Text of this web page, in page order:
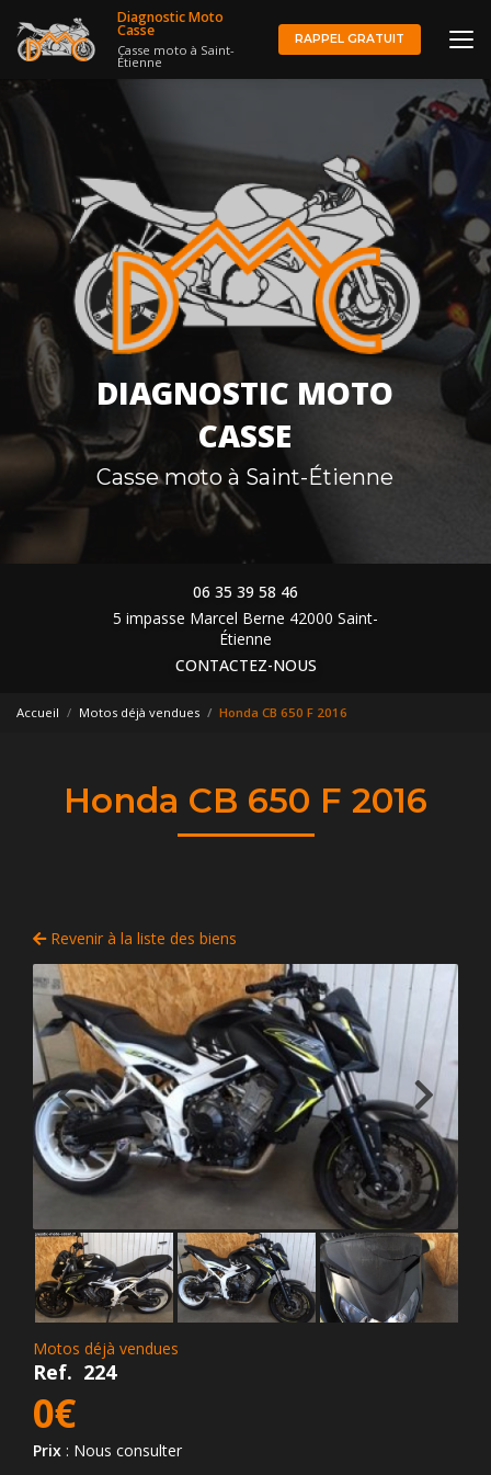
au
contenu
Diagnostic Moto
Casse
Casse moto à Saint-
Étienne
RAPPEL GRATUIT
DIAGNOSTIC MOTO
CASSE
Casse moto à Saint-Étienne
06 35 39 58 46
5 impasse Marcel Berne 42000 Saint-
Étienne
CONTACTEZ-NOUS
Accueil Motos déjà vendues Honda CB 650 F 2016
Honda CB 650 F 2016
Revenir à la liste des biens
Motos déjà vendues
Ref. 224
0€
Prix : Nous consulter